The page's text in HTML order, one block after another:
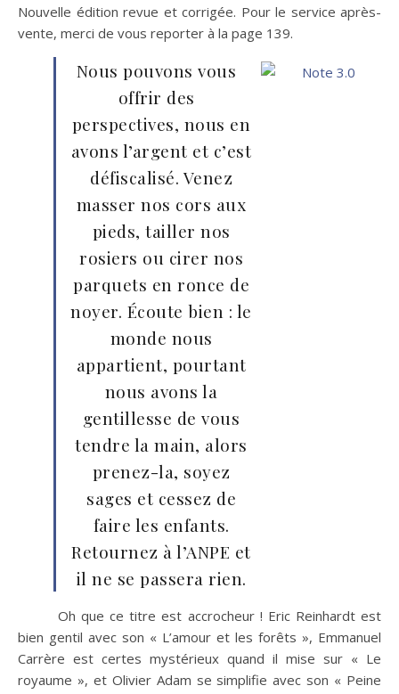
Nouvelle édition revue et corrigée. Pour le service après-
vente, merci de vous reporter à la page 139.
Nous pouvons vous
offrir des
perspectives, nous en
avons l’argent et c’est
défiscalisé. Venez
masser nos cors aux
pieds, tailler nos
rosiers ou cirer nos
parquets en ronce de
noyer. Écoute bien : le
monde nous
appartient, pourtant
nous avons la
gentillesse de vous
tendre la main, alors
prenez-la, soyez
sages et cessez de
faire les enfants.
Retournez à l’ANPE et
il ne se passera rien.
Oh que ce titre est accrocheur ! Eric Reinhardt est
bien gentil avec son « L’amour et les forêts », Emmanuel
Carrère est certes mystérieux quand il mise sur « Le
royaume », et Olivier Adam se simplifie avec son « Peine